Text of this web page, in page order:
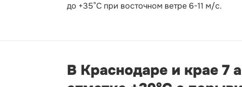
до +35°С при восточном ветре 6-11 м/с.
В Краснодаре и крае 7